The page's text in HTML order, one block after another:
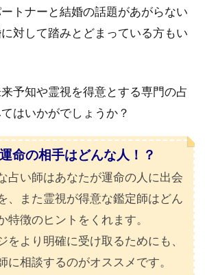
トナーと結婚の話題があがらない
対して踏みとどまっている方もい
予知や霊視を得意とする専門の占
はいかがでしょうか？
命の相手はどんな人！？
占い師はあなたが運命の人に出会
、また霊視が得意な鑑定師はどん
特徴のヒントをくれます。
をより明確に受け取るためにも、
に相談するのがオススメです。